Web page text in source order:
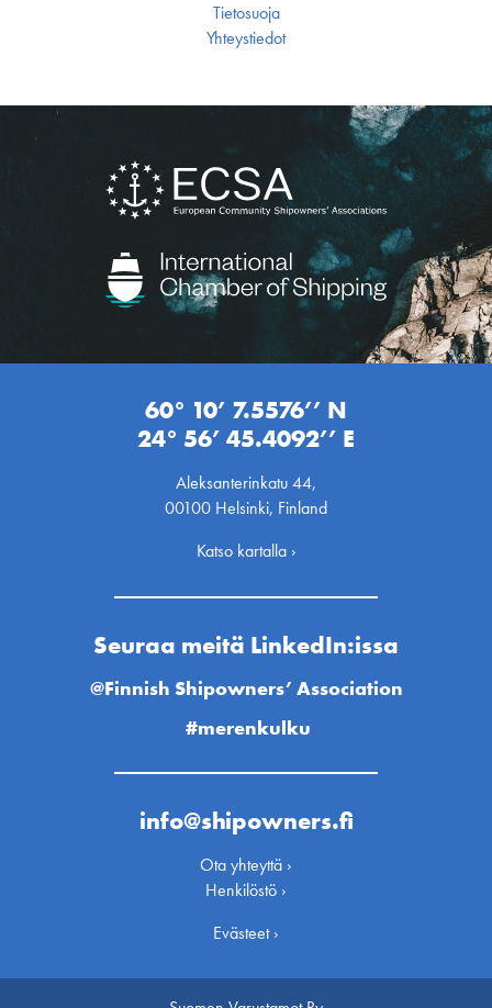
Tietosuoja
Yhteystiedot
60° 10’ 7.5576’’ N
24° 56’ 45.4092’’ E
Aleksanterinkatu 44,
00100 Helsinki, Finland
Katso kartalla ›
Seuraa meitä LinkedIn:issa
@Finnish Shipowners’ Association
#merenkulku
info@shipowners.fi
Ota yhteyttä ›
Henkilöstö ›
Evästeet ›